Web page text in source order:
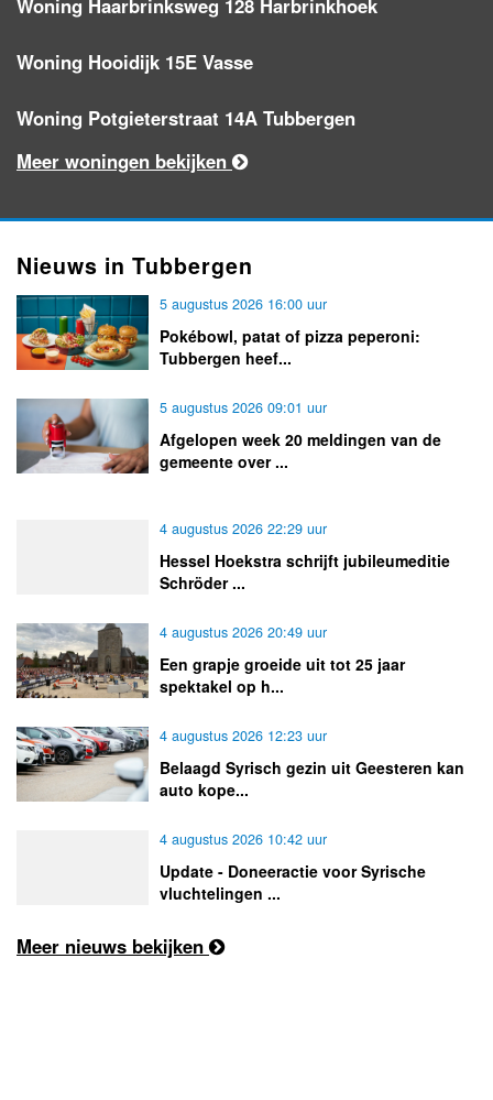
Woning Hooidijk 15E Vasse
Woning Potgieterstraat 14A Tubbergen
Meer woningen bekijken
Nieuws in Tubbergen
5 augustus 2026 16:00 uur
Pokébowl, patat of pizza peperoni:
Tubbergen heef...
5 augustus 2026 09:01 uur
Afgelopen week 20 meldingen van de
gemeente over ...
4 augustus 2026 22:29 uur
Hessel Hoekstra schrijft jubileumeditie
Schröder ...
4 augustus 2026 20:49 uur
Een grapje groeide uit tot 25 jaar
spektakel op h...
4 augustus 2026 12:23 uur
Belaagd Syrisch gezin uit Geesteren kan
auto kope...
4 augustus 2026 10:42 uur
Update - Doneeractie voor Syrische
vluchtelingen ...
Meer nieuws bekijken